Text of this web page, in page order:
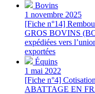
Bovins
1 novembre 2025
[Fiche n°14]
GROS BOVINS
expédiées vers
exportées
Équins
1 mai 2022
[Fiche n°4]
ABATTAGE EN